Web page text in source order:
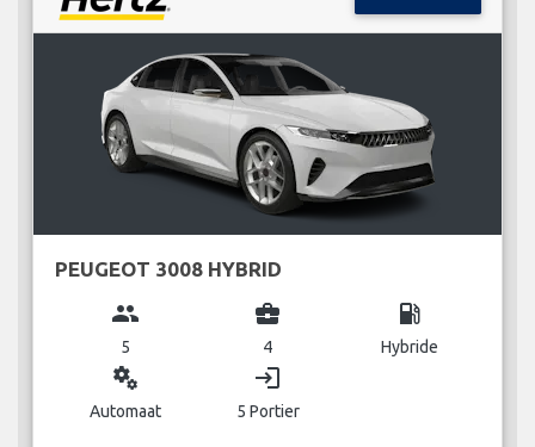
PEUGEOT 3008 HYBRID
group
5
business_center
4
local_gas_station
Hybride
miscellaneous_services
Automaat
login
5 Portier